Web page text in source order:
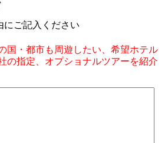
にご記入ください
国・都市も周遊したい、希望ホテル
の指定、オプショナルツアーを紹介